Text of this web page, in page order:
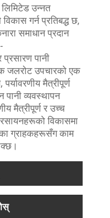
लिमिटेड उन्नत
गर्न प्रतिबद्ध छ,
समाधान प्रदान
पानी
जलरोट उपचारको एक
मैत्रीपूर्ण
पानी व्यवस्थापन
मैत्रीपूर्ण र उच्च
रसायनहरूको विकासमा
ग्राहकहरूसँग काम